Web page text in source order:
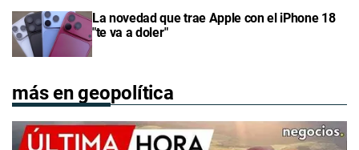
La novedad que trae Apple con el iPhone 18
"te va a doler"
más en geopolítica